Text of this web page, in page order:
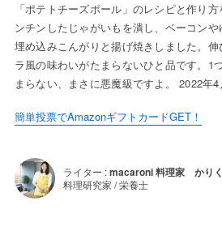
「ポテトチーズボール」のレシピと作り
ンチンしたじゃがいもを潰し、ベーコン
埋め込みこんがりと揚げ焼きしました。
ラ風の味わいがたまらないひと品です。1
まらない、まさに悪魔級ですよ。 2022年
簡単投票でAmazonギフトカードGET！
ライター :macaroni 料理家 かり
料理研究家 / 栄養士